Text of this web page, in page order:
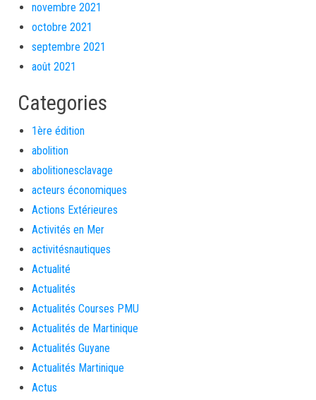
novembre 2021
octobre 2021
septembre 2021
août 2021
Categories
1ère édition
abolition
abolitionesclavage
acteurs économiques
Actions Extérieures
Activités en Mer
activitésnautiques
Actualité
Actualités
Actualités Courses PMU
Actualités de Martinique
Actualités Guyane
Actualités Martinique
Actus